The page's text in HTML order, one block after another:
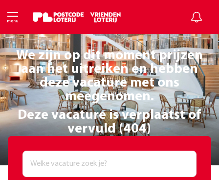
We zijn op dit moment prijzen
aan het uitreiken en hebben
deze vacature met ons
meegenomen.
Deze vacature is verplaatst of
vervuld (404)